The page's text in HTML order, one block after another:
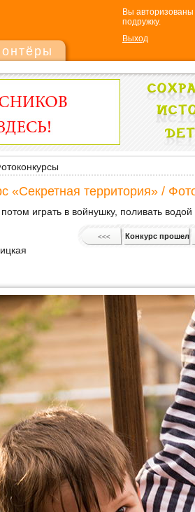
Вы авторизованы
подружку.
Выход
«Секретная территория» /
играть в войнушку, поливать водой
Конкурс прошел